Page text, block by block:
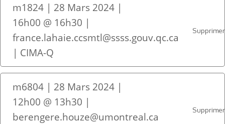
m1824 | 28 Mars 2024 |
16h00 @ 16h30 |
france.lahaie.ccsmtl@ssss.gouv.qc.ca
| CIMA-Q
Supprimer
m6804 | 28 Mars 2024 |
12h00 @ 13h30 |
berengere.houze@umontreal.ca
Supprimer